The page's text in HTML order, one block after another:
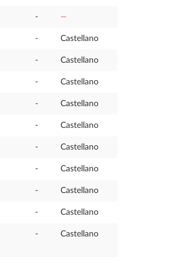
- —
- Castellano
- Castellano
- Castellano
- Castellano
- Castellano
- Castellano
- Castellano
- Castellano
- Castellano
- Castellano